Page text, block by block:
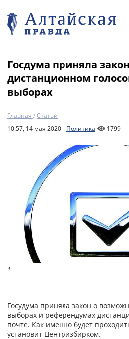
Госдума приняла
дистанционном
выборах
Главная /Статьи
10:57, 14 мая 2020г, Политика 1799
1
Госудума приняла закон о
выборах и референдумах
почте. Как именно будет
установит Центризбирком.